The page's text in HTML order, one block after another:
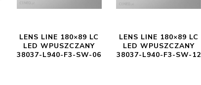
LENS LINE 180×89 LC
LED WPUSZCZANY
38037-L940-F3-SW-06
LENS LINE 180×89 LC
LED WPUSZCZANY
38037-L940-F3-SW-12